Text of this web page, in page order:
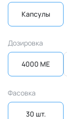
Капсулы
Дозировка
4000 МЕ
Фасовка
30 шт.